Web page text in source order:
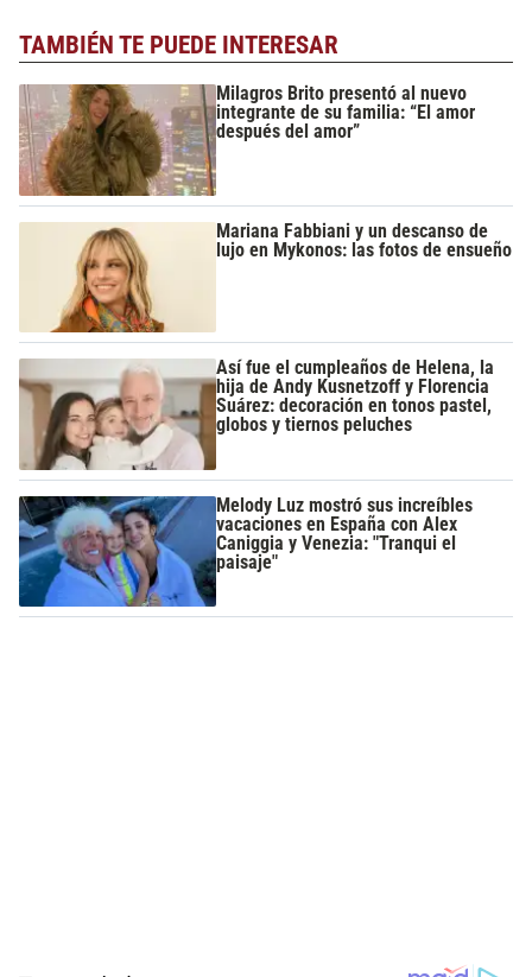
TAMBIÉN TE PUEDE INTERESAR
Milagros Brito presentó al nuevo
integrante de su familia: “El amor
después del amor”
Mariana Fabbiani y un descanso de
lujo en Mykonos: las fotos de ensueño
Así fue el cumpleaños de Helena, la
hija de Andy Kusnetzoff y Florencia
Suárez: decoración en tonos pastel,
globos y tiernos peluches
Melody Luz mostró sus increíbles
vacaciones en España con Alex
Caniggia y Venezia: "Tranqui el
paisaje"